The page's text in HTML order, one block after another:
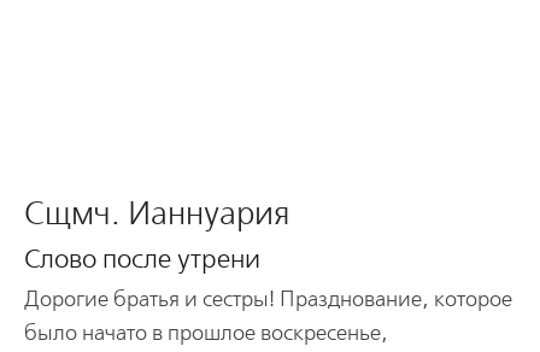
Сщмч. Ианнуария
Слово после утрени
Дорогие братья и сестры! Празднование, которое
было начато в прошлое воскресенье,